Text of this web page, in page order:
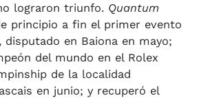
lograron triunfo. Quantum
principio a fin el primer evento
disputado en Baiona en mayo;
del mundo en el Rolex
de la localidad
en junio; y recuperó el